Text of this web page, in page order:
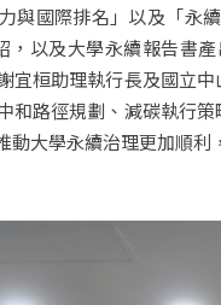
與國際排名」以及「
，以及大學永續報告書
宜桓助理執行長及國立
和路徑規劃、減碳執行
動大學永續治理更加順